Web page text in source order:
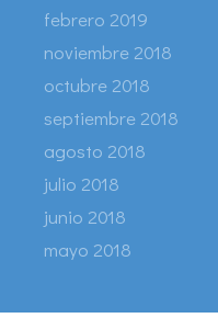
febrero 2019
noviembre 2018
octubre 2018
septiembre 2018
agosto 2018
julio 2018
junio 2018
mayo 2018